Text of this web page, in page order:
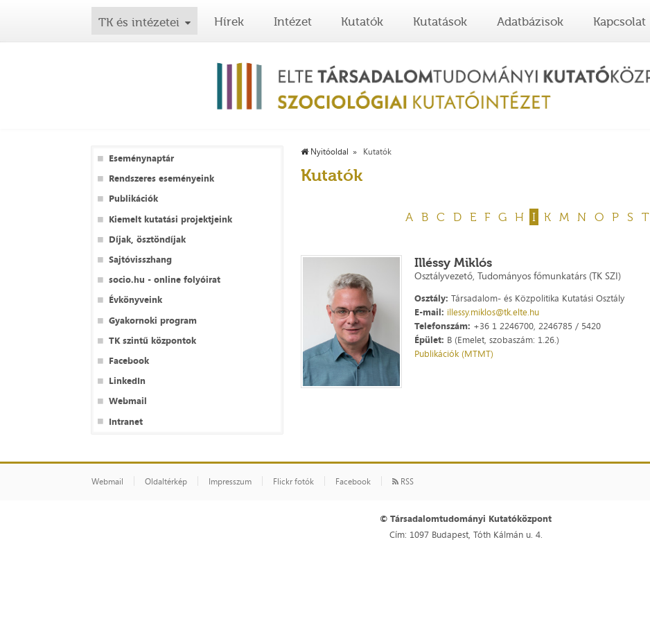
TK és intézetei Hírek Intézet Kutatók Kutatások Adatbázisok Kapcsolat
Eseménynaptár
Rendszeres eseményeink
Publikációk
Kiemelt kutatási projektjeink
Díjak, ösztöndíjak
Sajtóvisszhang
socio.hu - online folyóirat
Évkönyveink
Gyakornoki program
TK szintű központok
Facebook
LinkedIn
Webmail
Intranet
Nyitóoldal Kutatók
Kutatók
A B C D E F G H I K M N O P S T
Illéssy Miklós
Osztályvezető, Tudományos főmunkatárs (TK SZI)
Osztály: Társadalom- és Közpolitika Kutatási Osztály
E-mail: illessy.miklos@tk.elte.hu
Telefonszám: +36 1 2246700, 2246785 / 5420
Épület: B (Emelet, szobaszám: 1.26.)
Publikációk (MTMT)
Webmail Oldaltérkép Impresszum Flickr fotók Facebook RSS
© Társadalomtudományi Kutatóközpont
Cím: 1097 Budapest, Tóth Kálmán u. 4.